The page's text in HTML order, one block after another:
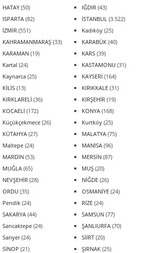
HATAY (50) IĞDIR (43)
ISPARTA (82) İSTANBUL (3.522)
İZMİR (551) Kadıköy (25)
KAHRAMANMARAŞ (33) KARABÜK (40)
KARAMAN (19) KARS (39)
Kartal (24) KASTAMONU (31)
Kaynarca (25) KAYSERİ (164)
KİLİS (13) KIRIKKALE (31)
KIRKLARELİ (36) KIRŞEHİR (19)
KOCAELİ (172) KONYA (168)
Küçükçekmece (26) Kurtköy (25)
KÜTAHYA (27) MALATYA (75)
Maltepe (24) MANİSA (96)
MARDİN (53) MERSİN (87)
MUĞLA (65) MUŞ (20)
NEVŞEHİR (28) NİĞDE (26)
ORDU (35) OSMANİYE (24)
Pendik (24) RİZE (24)
SAKARYA (44) SAMSUN (77)
Sancaktepe (24) ŞANLIURFA (70)
Sarıyer(24) SİİRT (20)
SİNOP (21) ŞIRNAK (25)